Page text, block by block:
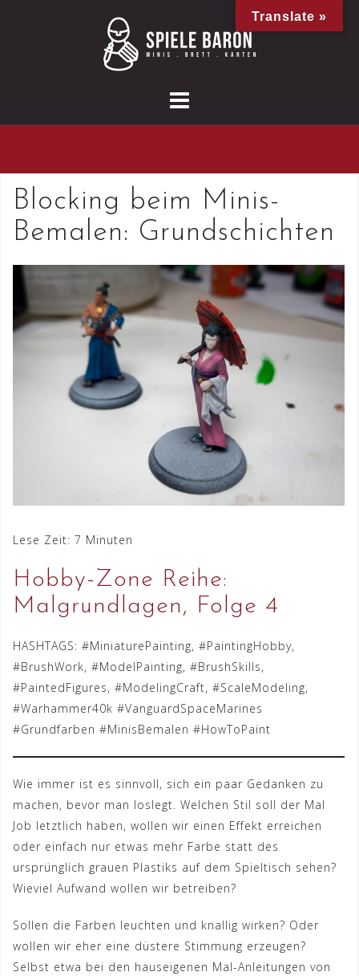
Blocking beim Minis-
Bemalen: Grundschichten
Lese Zeit: 7 Minuten
Hobby-Zone Reihe:
Malgrundlagen, Folge 4
HASHTAGS: #MiniaturePainting, #PaintingHobby,
#BrushWork, #ModelPainting, #BrushSkills,
#PaintedFigures, #ModelingCraft, #ScaleModeling,
#Warhammer40k #VanguardSpaceMarines
#Grundfarben #MinisBemalen #HowToPaint
Wie immer ist es sinnvoll, sich ein paar Gedanken zu
machen, bevor man loslegt. Welchen Stil soll der Mal
Job letztlich haben, wollen wir einen Effekt erreichen
oder einfach nur etwas mehr Farbe statt des
ursprünglich grauen Plastiks auf dem Spieltisch sehen?
Wieviel Aufwand wollen wir betreiben?
Sollen die Farben leuchten und knallig wirken? Oder
wollen wir eher eine düstere Stimmung erzeugen?
Selbst etwa bei den hauseigenen Mal-Anleitungen von
Translate »